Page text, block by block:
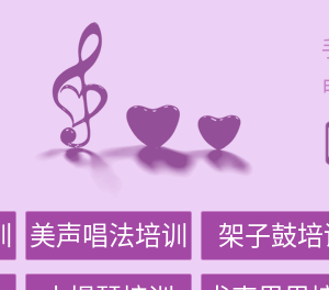
美声唱法培训 架子鼓培